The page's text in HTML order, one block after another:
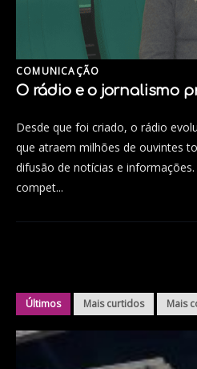
COMUNICAÇÃO
O rádio e o jornalismo
Desde que foi criado, o rádio
que atraem milhões de ouvintes
difusão de notícias e
compet...
Últimos Mais curtidos Mais